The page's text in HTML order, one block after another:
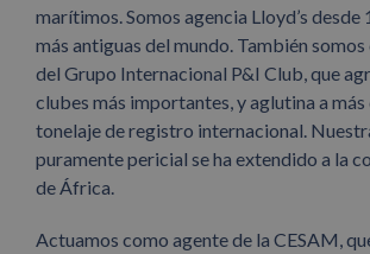
marítimos. Somos agencia Lloyd’s desde
más antiguas del mundo. También
del Grupo Internacional P&I Club, que
clubes más importantes, y aglutina a más
tonelaje de registro internacional.
puramente pericial se ha extendido a la
de África.
Actuamos como agente de la CESAM,